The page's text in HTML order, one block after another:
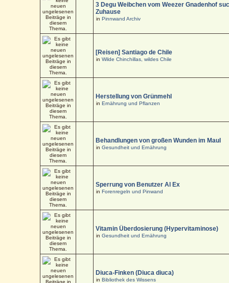
3 Degu Weibchen vom Weezer Gnadenhof
Zuhause
inPinnwand Archiv
[Reisen] Santiago de Chile
inWilde Chinchillas, wildes Chile
Herstellung von Grünmehl
inErnährung und Pflanzen
Behandlungen von großen Wunden im Maul
inGesundheit und Ernährung
Sperrung von Benutzer Al Ex
inForenregeln und Pinwand
Vitamin Überdosierung (Hypervitaminose)
inGesundheit und Ernährung
Diuca-Finken (Diuca diuca)
inBibliothek des Wissens